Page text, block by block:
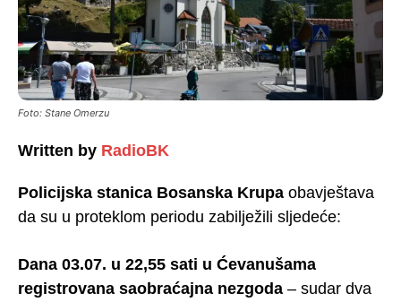
Foto: Stane Omerzu
Written by RadioBK
Policijska stanica Bosanska Krupa obavještava
da su u proteklom periodu zabilježili sljedeće:
Dana 03.07. u 22,55 sati u Ćevanušama
registrovana saobraćajna nezgoda – sudar dva